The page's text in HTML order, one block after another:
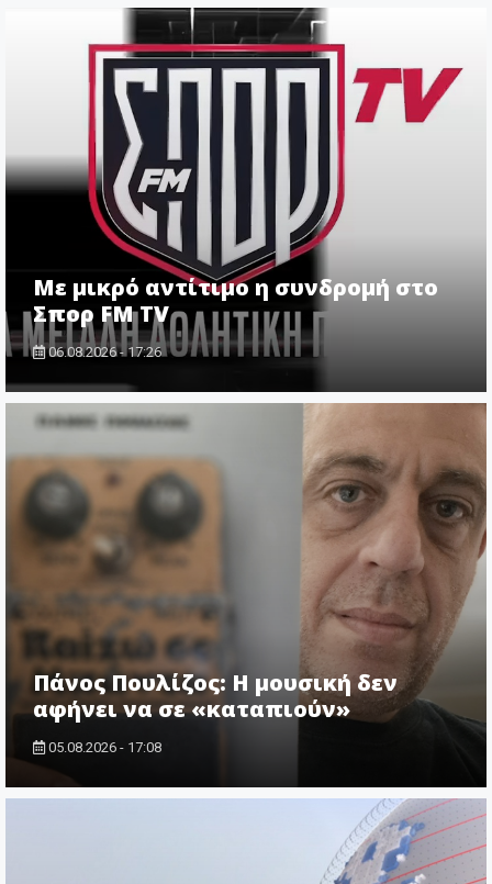
Με μικρό αντίτιμο η συνδρομή στο
Σπορ FM TV
06.08.2026 - 17:26
Πάνος Πουλίζος: Η μουσική δεν
αφήνει να σε «καταπιούν»
05.08.2026 - 17:08